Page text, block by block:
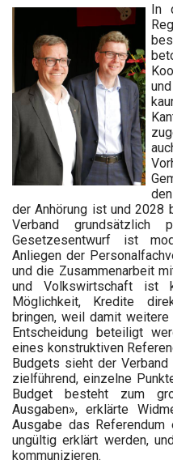
In
der Anhörung ist und
Verband grundsätzlich
Gesetzesentwurf ist
Anliegen der
und die Zusammenarbeit
und Volkswirtschaft ist
Möglichkeit, Kredite
bringen, weil damit
Entscheidung beteiligt
eines konstruktiven
Budgets sieht der
zielführend, einzelne
Budget besteht zum
Ausgaben», erklärte
Ausgabe das
ungültig erklärt werden,
kommunizieren.